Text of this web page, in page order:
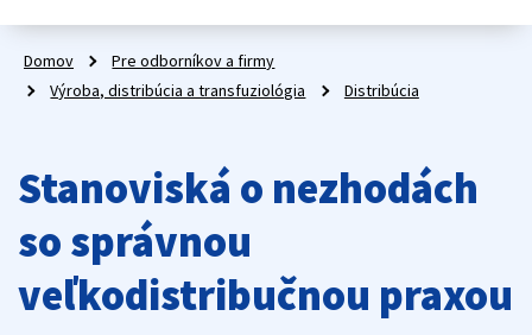
Domov
Pre odborníkov a firmy
Výroba, distribúcia a transfuziológia
Distribúcia
Stanoviská o nezhodách
so správnou
veľkodistribučnou praxou